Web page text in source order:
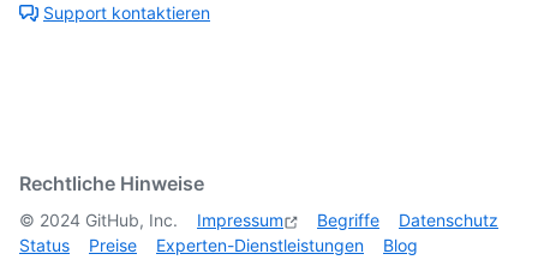
Support kontaktieren
Rechtliche Hinweise
© 2024 GitHub, Inc. Impressum Begriffe
Datenschutz
Status
Preise Experten-Dienstleistungen Blog